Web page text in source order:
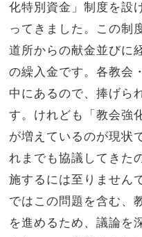
化特別資金」制度を設
ってきました。この制
道所からの献金並びに
の繰入金です。各教会
中にあるので、捧げら
す。けれども「教会強
が増えているのが現
れまでも協議してきた
施するには至りません
ではこの問題を含む、
を進めるため、議論を